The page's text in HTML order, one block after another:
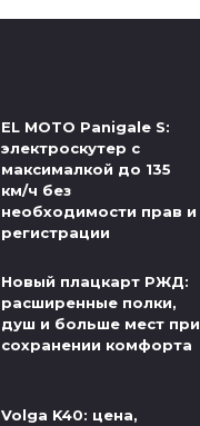
EL MOTO Panigale S:
электроскутер с
максималкой до 135
км/ч без
необходимости прав и
регистрации
Новый плацкарт РЖД:
расширенные полки,
душ и больше мест при
сохранении комфорта
Volga K40: цена,